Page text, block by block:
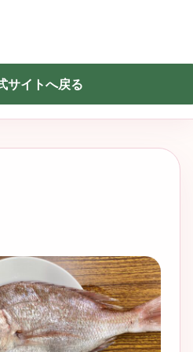
サイトへ戻る